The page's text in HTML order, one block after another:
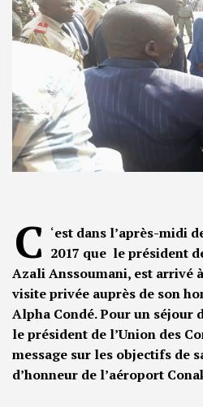
C ‘est dans l’après-midi
2017 que le président
Azali Anssoumani, est arrivé
visite privée auprès de son
Alpha Condé. Pour un séjour
le président de l’Union des
message sur les objectifs de
d’honneur de l’aéroport